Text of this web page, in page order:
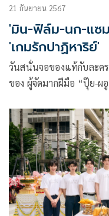
21 กันยายน 2567
'มิน-ฟิล์ม-นก-แซ
'เกมรักปาฏิหาริย์'
วันสนั่นจอของแท้กับละค
ของ ผู้จัดมากฝีมือ “ปุ๊ย-ผ
รัก ที่เต็มไปด้วยความลับ
เรียกว่า จัดหนักกันตั้งแต่
ความขัดแย้ง